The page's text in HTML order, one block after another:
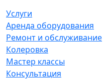
Услуги
Аренда оборудования
Ремонт и обслуживание
Колеровка
Мастер классы
Консультация